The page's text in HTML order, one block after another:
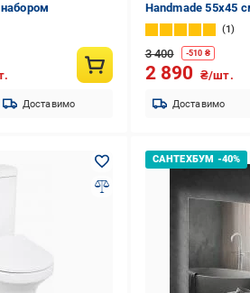
Доставимо
Handmade 55х45
1
3 400 -510 ₴
2 890 ₴/шт.
Доставимо